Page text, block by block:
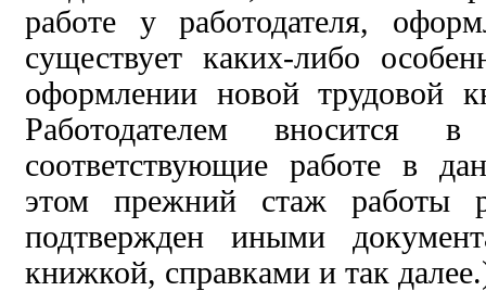
работе у работодателя,
существует каких-либо
оформлении новой трудовой
Работодателем вносится
в
соответствующие работе в
этом прежний стаж работы
подтвержден иными
книжкой, справками и так